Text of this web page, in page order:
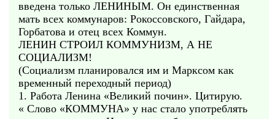
введена только ЛЕНИНЫМ. Он единственная
мать всех коммунаров: Рокоссовского, Гайдара,
Горбатова и отец всех Коммун.
ЛЕНИН СТРОИЛ КОММУНИЗМ, А НЕ
СОЦИАЛИЗМ!
(Социализм планировался им и Марксом как
временный переходный период)
1. Работа Ленина «Великий почин». Цитирую.
« Слово «КОММУНА» у нас стало употреблять